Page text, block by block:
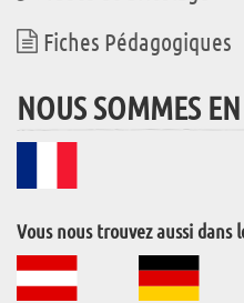
Fiches Pédagogiques
NOUS SOMMES EN
Vous nous trouvez aussi dans